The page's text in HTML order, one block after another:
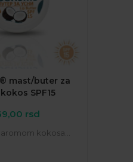
mast/buter za
SPF15
rsd
aromom kokosa...